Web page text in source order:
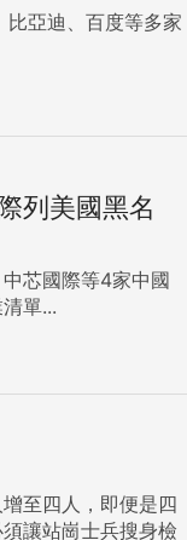
亞迪、百度等多家
列美國黑名
芯國際等4家中國
單...
至四人，即便是四
讓站崗士兵搜身檢